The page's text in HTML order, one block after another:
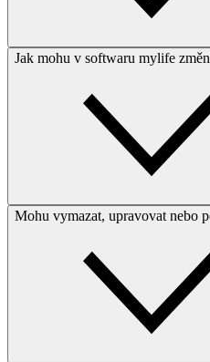
Jak mohu v softwaru mylife
Mohu vymazat, upravovat nebo